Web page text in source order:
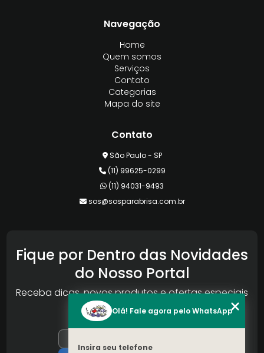
Navegação
Home
Quem somos
Serviços
Contato
Categorias
Mapa do site
Contato
São Paulo - SP
(11) 99625-0299
(11) 94031-9493
sos@sosparabrisa.com.br
Fique por Dentro das Novidades
do Nosso Portal
Receba dicas, novos produtos e ofertas especiais
da Reconlog
Olá! Fale agora pelo WhatsApp
Insira seu telefone